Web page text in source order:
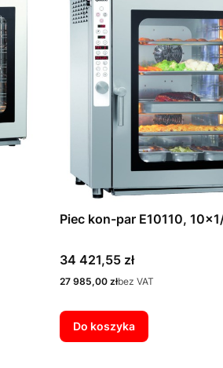
Piec kon-par E10110,
Cena
34 421,55 zł
Cena
27 985,00 złbez VAT
Do koszyka